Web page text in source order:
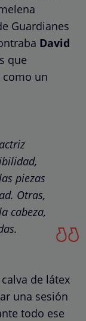
Guardianes
David
que
como un
piezas
Otras,
cabeza,
de látex
una sesión
todo ese